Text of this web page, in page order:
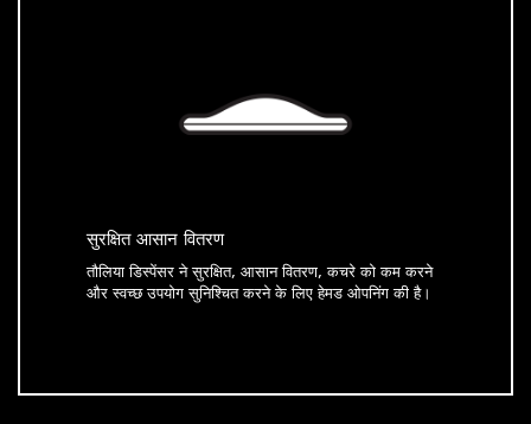
सुरक्षित आसान वितरण
तौलिया डिस्पेंसर ने सुरक्षित, आसान वितरण, कचरे को कम करने
और स्वच्छ उपयोग सुनिश्चित करने के लिए हेमड ओपनिंग की है।